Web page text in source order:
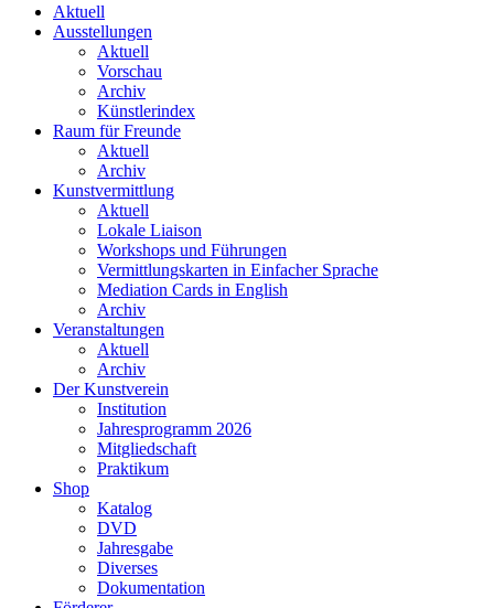
Aktuell
Ausstellungen
Aktuell
Vorschau
Archiv
Künstlerindex
Raum für Freunde
Aktuell
Archiv
Kunstvermittlung
Aktuell
Lokale Liaison
Workshops und Führungen
Vermittlungskarten in Einfacher Sprache
Mediation Cards in English
Archiv
Veranstaltungen
Aktuell
Archiv
Der Kunstverein
Institution
Jahresprogramm 2026
Mitgliedschaft
Praktikum
Shop
Katalog
DVD
Jahresgabe
Diverses
Dokumentation